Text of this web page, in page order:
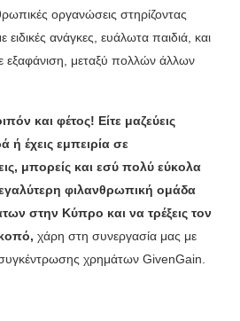
οργανώσεις στηρίζοντας
ειδικές ανάγκες, ευάλωτα παιδιά, και
εξαφάνιση, μεταξύ πολλών άλλων
και φέτος! Είτε μαζεύεις
έχεις εμπειρία σε
μπορείς και εσύ πολύ εύκολα
φιλανθρωπική ομάδα
στην Κύπρο και να τρέξεις τον
χάρη στη συνεργασία μας με
χρημάτων GivenGain.